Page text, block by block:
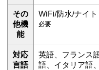
その
他機
能
WiFi/防水/ナイ
必要
対応
言語
英語、フランス
語、イタリア語